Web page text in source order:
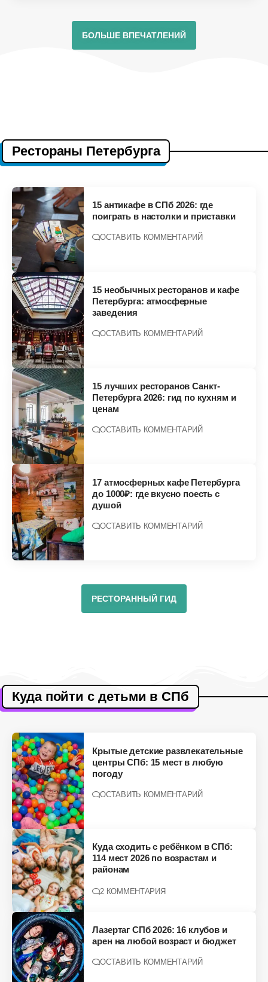
БОЛЬШЕ ВПЕЧАТЛЕНИЙ
Рестораны Петербурга
15 антикафе в СПб 2026: где
поиграть в настолки и приставки
ОСТАВИТЬ КОММЕНТАРИЙ
15 необычных ресторанов и кафе
Петербурга: атмосферные
заведения
ОСТАВИТЬ КОММЕНТАРИЙ
15 лучших ресторанов Санкт-
Петербурга 2026: гид по кухням и
ценам
ОСТАВИТЬ КОММЕНТАРИЙ
17 атмосферных кафе Петербурга
до 1000₽: где вкусно поесть с
душой
ОСТАВИТЬ КОММЕНТАРИЙ
РЕСТОРАННЫЙ ГИД
Куда пойти с детьми в СПб
Крытые детские развлекательные
центры СПб: 15 мест в любую
погоду
ОСТАВИТЬ КОММЕНТАРИЙ
Куда сходить с ребёнком в СПб:
114 мест 2026 по возрастам и
районам
2 КОММЕНТАРИЯ
Лазертаг СПб 2026: 16 клубов и
арен на любой возраст и бюджет
ОСТАВИТЬ КОММЕНТАРИЙ